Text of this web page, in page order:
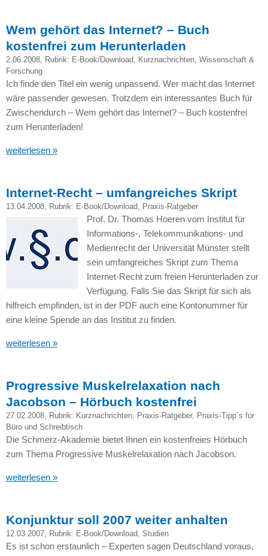
Wem gehört das Internet? – Buch
kostenfrei zum Herunterladen
2.06.2008, Rubrik: E-Book/Download, Kurznachrichten, Wissenschaft &
Forschung
Ich finde den Titel ein wenig unpassend. Wer macht das Internet
wäre passender gewesen. Trotzdem ein interessantes Buch für
Zwischendurch – Wem gehört das Internet? – Buch kostenfrei
zum Herunterladen!
weiterlesen »
Internet-Recht – umfangreiches Skript
13.04.2008, Rubrik: E-Book/Download, Praxis-Ratgeber
Prof. Dr. Thomas Hoeren vom Institut für
Informations-, Telekommunikations- und
Medienrecht der Universität Münster stellt
sein umfangreiches Skript zum Thema
Internet-Recht zum freien Herunterladen zur
Verfügung. Falls Sie das Skript für sich als
hilfreich empfinden, ist in der PDF auch eine Kontonummer für
eine kleine Spende an das Institut zu finden.
weiterlesen »
Progressive Muskelrelaxation nach
Jacobson – Hörbuch kostenfrei
27.02.2008, Rubrik: Kurznachrichten, Praxis-Ratgeber, Praxis-Tipp´s für
Büro und Schreibtisch
Die Schmerz-Akademie bietet Ihnen ein kostenfreies Hörbuch
zum Thema Progressive Muskelrelaxation nach Jacobson.
weiterlesen »
Konjunktur soll 2007 weiter anhalten
12.03.2007, Rubrik: E-Book/Download Studien
Es ist schon erstaunlich – Experten sagen Deutschland voraus,